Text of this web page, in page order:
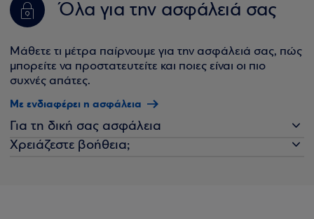
Όλα για την ασφάλειά σας
Μάθετε τι μέτρα παίρνουμε για την ασφάλειά σας, πώς
μπορείτε να προστατευτείτε και ποιες είναι οι πιο
συχνές απάτες.
Με ενδιαφέρει η ασφάλεια
Για τη δική σας ασφάλεια
Χρειάζεστε βοήθεια;